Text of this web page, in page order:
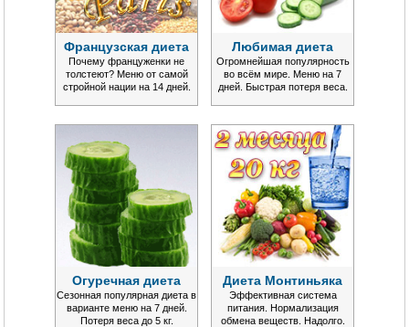
Французская диета
Почему француженки не
толстеют? Меню от самой
стройной нации на 14 дней.
Любимая диета
Огромнейшая популярность
во всём мире. Меню на 7
дней. Быстрая потеря веса.
Огуречная диета
Сезонная популярная диета в
варианте меню на 7 дней.
Потеря веса до 5 кг.
Диета Монтиньяка
Эффективная система
питания. Нормализация
обмена веществ. Надолго.